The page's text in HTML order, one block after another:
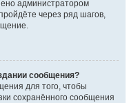
администратором
через ряд шагов,
сообщения?
для того, чтобы
сохранённого сообщения